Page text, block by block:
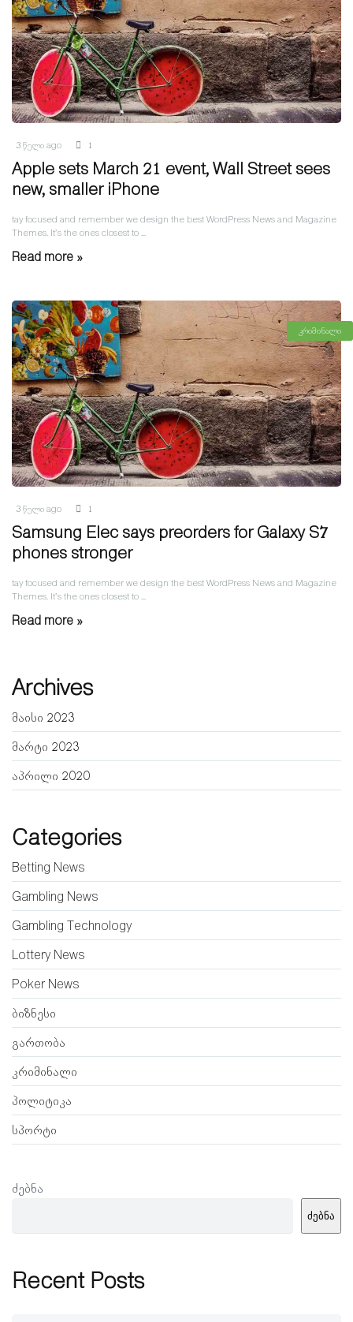
3 წელი ago 1
Apple sets March 21 event, Wall Street sees
new, smaller iPhone
tay focused and remember we design the best WordPress News and Magazine
Themes. It’s the ones closest to ...
Read more »
კრიმინალი
3 წელი ago 1
Samsung Elec says preorders for Galaxy S7
phones stronger
tay focused and remember we design the best WordPress News and Magazine
Themes. It’s the ones closest to ...
Read more »
Archives
მაისი 2023
მარტი 2023
აპრილი 2020
Categories
Betting News
Gambling News
Gambling Technology
Lottery News
Poker News
ბიზნესი
გართობა
კრიმინალი
პოლიტიკა
სპორტი
ძებნა
ძებნა
Recent Posts